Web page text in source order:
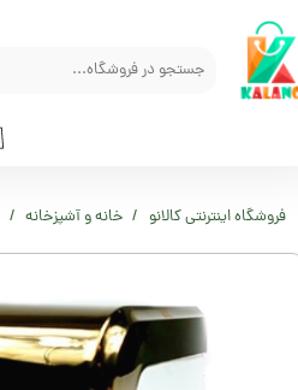
حساب کاربری من
تغییر گذر واژه
خروج از حساب کاربری
فروشگاه اینترنتی کالانو خانه و آشپزخانه